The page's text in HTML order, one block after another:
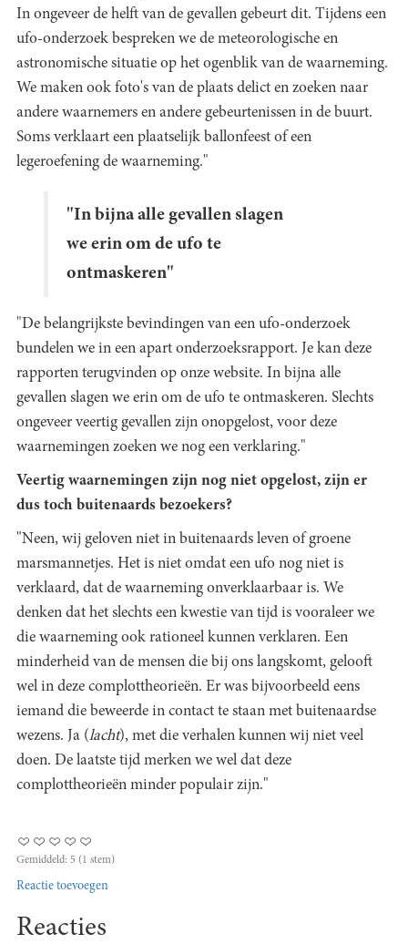
In ongeveer de helft van de gevallen gebeurt dit. Tijdens een
ufo-onderzoek bespreken we de meteorologische en
astronomische situatie op het ogenblik van de waarneming.
We maken ook foto's van de plaats delict en zoeken naar
andere waarnemers en andere gebeurtenissen in de buurt.
Soms verklaart een plaatselijk ballonfeest of een
legeroefening de waarneming."
"In bijna alle gevallen slagen
we erin om de ufo te
ontmaskeren"
"De belangrijkste bevindingen van een ufo-onderzoek
bundelen we in een apart onderzoeksrapport. Je kan deze
rapporten terugvinden op onze website. In bijna alle
gevallen slagen we erin om de ufo te ontmaskeren. Slechts
ongeveer veertig gevallen zijn onopgelost, voor deze
waarnemingen zoeken we nog een verklaring."
Veertig waarnemingen zijn nog niet opgelost, zijn er
dus toch buitenaards bezoekers?
"Neen, wij geloven niet in buitenaards leven of groene
marsmannetjes. Het is niet omdat een ufo nog niet is
verklaard, dat de waarneming onverklaarbaar is. We
denken dat het slechts een kwestie van tijd is vooraleer we
die waarneming ook rationeel kunnen verklaren. Een
minderheid van de mensen die bij ons langskomt, gelooft
wel in deze complottheorieën. Er was bijvoorbeeld eens
iemand die beweerde in contact te staan met buitenaardse
wezens. Ja (lacht), met die verhalen kunnen wij niet veel
doen. De laatste tijd merken we wel dat deze
complottheorieën minder populair zijn."
Gemiddeld: 5 (1 stem)
Reactie toevoegen
Reacties